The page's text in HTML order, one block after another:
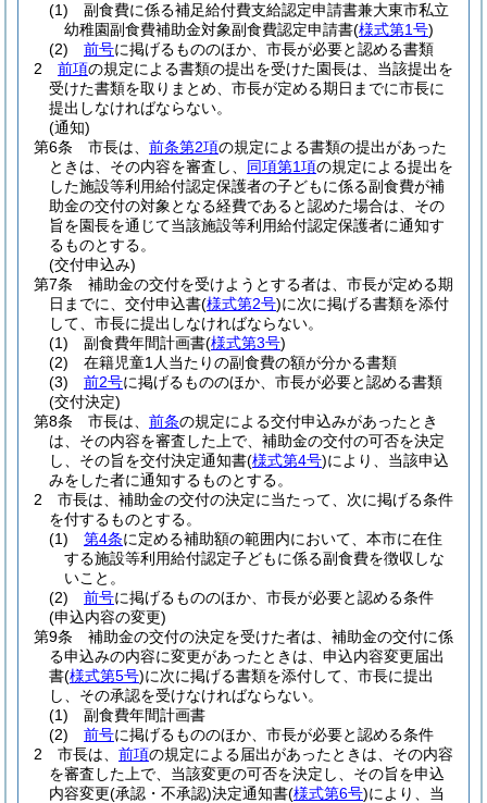
(1)
副食費に係る補足給付費支給認定申請書兼大東市私立
幼稚園副食費補助金対象副食費認定申請書(様式第1号)
(2)
前号に掲げるもののほか、市長が必要と認める書類
2
前項の規定による書類の提出を受けた園長は、当該提出を
受けた書類を取りまとめ、市長が定める期日までに市長に
提出しなければならない。
(通知)
第6条
市長は、 前条第2項の規定による書類の提出があった
ときは、その内容を審査し、 同項第1項の規定による提出を
した施設等利用給付認定保護者の子どもに係る副食費が補
助金の交付の対象となる経費であると認めた場合は、その
旨を園長を通じて当該施設等利用給付認定保護者に通知す
るものとする。
(交付申込み)
第7条
補助金の交付を受けようとする者は、市長が定める期
日までに、交付申込書(様式第2号)に次に掲げる書類を添付
して、市長に提出しなければならない。
(1)
副食費年間計画書(様式第3号)
(2)
在籍児童1人当たりの副食費の額が分かる書類
(3)
前2号に掲げるもののほか、市長が必要と認める書類
(交付決定)
第8条
市長は、 前条の規定による交付申込みがあったとき
は、その内容を審査した上で、補助金の交付の可否を決定
し、その旨を交付決定通知書(様式第4号)により、当該申込
みをした者に通知するものとする。
2
市長は、補助金の交付の決定に当たって、次に掲げる条件
を付するものとする。
(1)
第4条に定める補助額の範囲内において、本市に在住
する施設等利用給付認定子どもに係る副食費を徴収しな
いこと。
(2)
前号に掲げるもののほか、市長が必要と認める条件
(申込内容の変更)
第9条
補助金の交付の決定を受けた者は、補助金の交付に係
る申込みの内容に変更があったときは、申込内容変更届出
書(様式第5号)に次に掲げる書類を添付して、市長に提出
し、その承認を受けなければならない。
(1)
副食費年間計画書
(2)
前号に掲げるもののほか、市長が必要と認める条件
2
市長は、 前項の規定による届出があったときは、その内容
を審査した上で、当該変更の可否を決定し、その旨を申込
内容変更(承認・不承認)決定通知書(様式第6号)により、当